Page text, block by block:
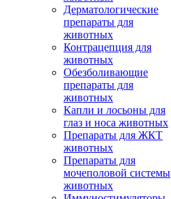
Дерматологические
препараты для
животных
Контрацепция для
животных
Обезболивающие
препараты для
животных
Капли и лосьоны для
глаз и носа животных
Препараты для ЖКТ
животных
Препараты для
мочеполовой системы
животных